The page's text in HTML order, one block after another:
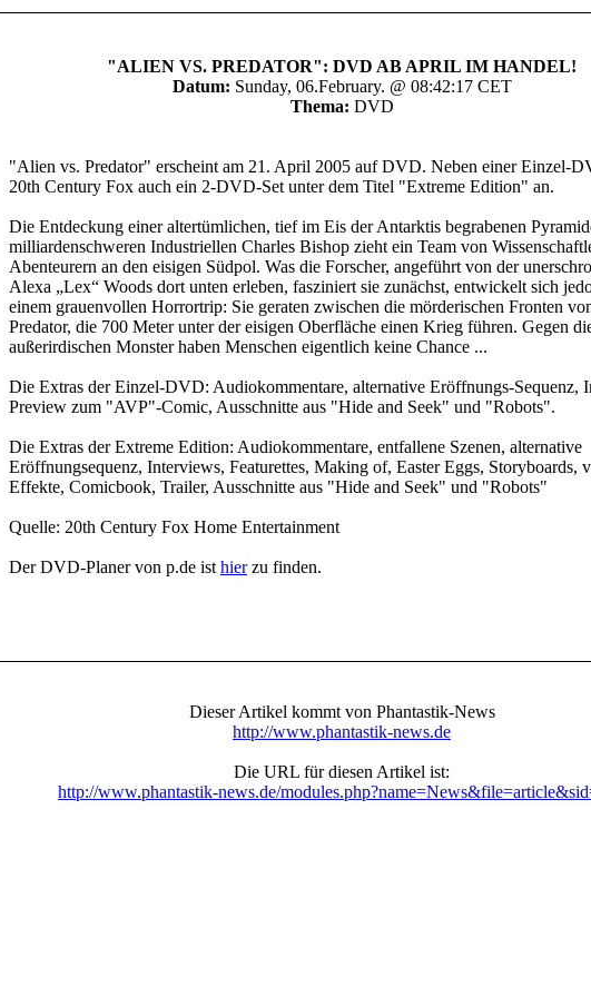
"ALIEN VS. PREDATOR": DVD AB APRIL IM HANDEL!
Datum: Sunday, 06.February. @ 08:42:17 CET
Thema: DVD
"Alien vs. Predator" erscheint am 21. April 2005 auf DVD. Neben einer Einzel-
20th Century Fox auch ein 2-DVD-Set unter dem Titel "Extreme Edition" an.
Die Entdeckung einer altertümlichen, tief im Eis der Antarktis begrabenen
milliardenschweren Industriellen Charles Bishop zieht ein Team von
Abenteurern an den eisigen Südpol. Was die Forscher, angeführt von der
Alexa „Lex“ Woods dort unten erleben, fasziniert sie zunächst, entwickelt sich
einem grauenvollen Horrortrip: Sie geraten zwischen die mörderischen Fronten
Predator, die 700 Meter unter der eisigen Oberfläche einen Krieg führen. Gegen
außerirdischen Monster haben Menschen eigentlich keine Chance ...
Die Extras der Einzel-DVD: Audiokommentare, alternative Eröffnungs-Sequenz,
Preview zum "AVP"-Comic, Ausschnitte aus "Hide and Seek" und "Robots".
Die Extras der Extreme Edition: Audiokommentare, entfallene Szenen, alternative
Eröffnungsequenz, Interviews, Featurettes, Making of, Easter Eggs, Storyboards,
Effekte, Comicbook, Trailer, Ausschnitte aus "Hide and Seek" und "Robots"
Quelle: 20th Century Fox Home Entertainment
Der DVD-Planer von p.de ist hierzu finden.
Dieser Artikel kommt von Phantastik-News
http://www.phantastik-news.de
Die URL für diesen Artikel ist:
http://www.phantastik-news.de/